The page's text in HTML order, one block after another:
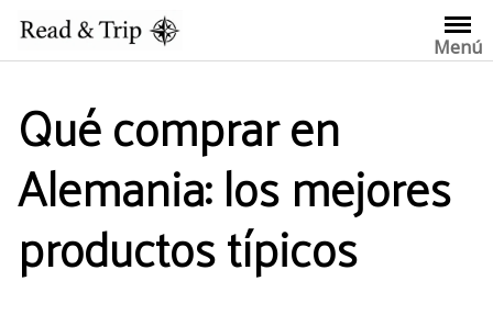
contenido
Menú
Qué comprar en
Alemania: los mejores
productos típicos